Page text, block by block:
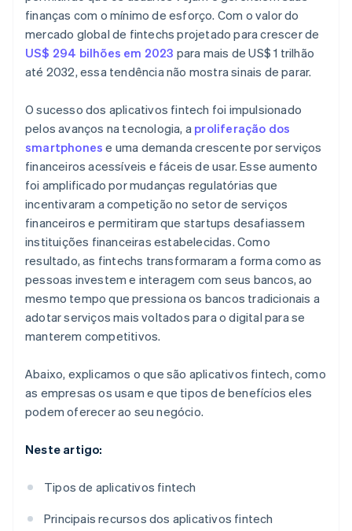
finanças com o mínimo de esforço. Com o valor do
mercado global de fintechs projetado para crescer de
US$ 294 bilhões em 2023 para mais de US$ 1 trilhão
até 2032, essa tendência não mostra sinais de parar.
O sucesso dos aplicativos fintech foi impulsionado
pelos avanços na tecnologia, a proliferação dos
smartphones e uma demanda crescente por serviços
financeiros acessíveis e fáceis de usar. Esse aumento
foi amplificado por mudanças regulatórias que
incentivaram a competição no setor de serviços
financeiros e permitiram que startups desafiassem
instituições financeiras estabelecidas. Como
resultado, as fintechs transformaram a forma como as
pessoas investem e interagem com seus bancos, ao
mesmo tempo que pressiona os bancos tradicionais a
adotar serviços mais voltados para o digital para se
manterem competitivos.
Abaixo, explicamos o que são aplicativos fintech, como
as empresas os usam e que tipos de benefícios eles
podem oferecer ao seu negócio.
Neste artigo:
Tipos de aplicativos fintech
Principais recursos dos aplicativos fintech